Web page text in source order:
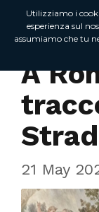
Incontri sul
A
21 May
Utilizziamo i
esperienza sul
assumiamo che tu